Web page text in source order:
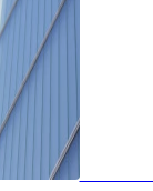
Profilit